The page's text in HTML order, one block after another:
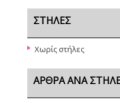
ΣΤΉΛΕΣ
Χωρίς στήλες
ΆΡΘΡΑ ΑΝΆ